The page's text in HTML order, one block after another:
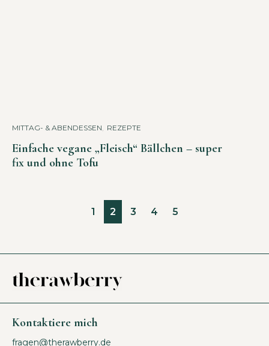
MITTAG- & ABENDESSEN, REZEPTE
Einfache vegane „Fleisch“ Bällchen – super
fix und ohne Tofu
1 2 3 4 5
Kontaktiere mich
fragen@therawberry.de